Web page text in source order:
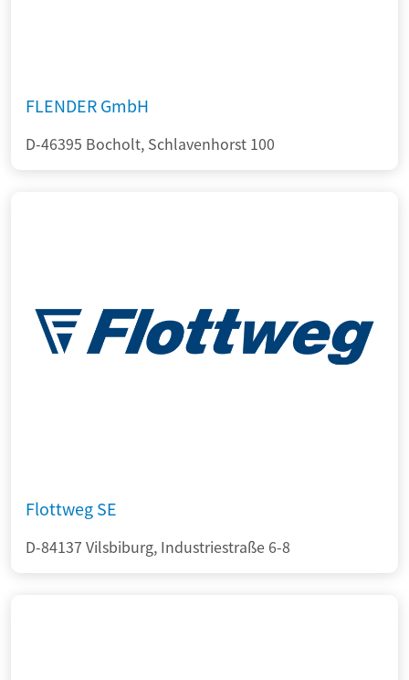
FLENDER GmbH
D-46395 Bocholt, Schlavenhorst 100
Flottweg SE
D-84137 Vilsbiburg, Industriestraße 6-8